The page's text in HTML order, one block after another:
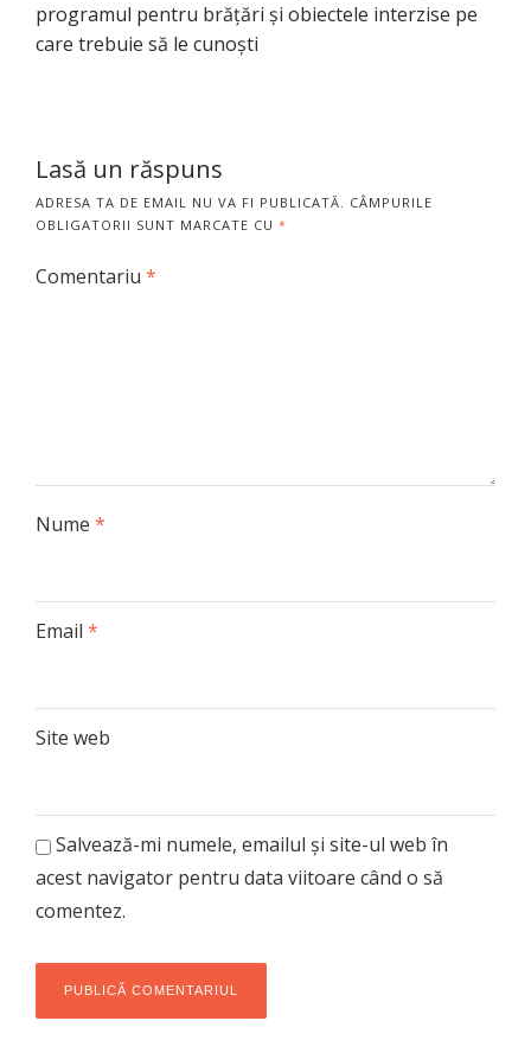
programul pentru brățări și obiectele interzise pe
care trebuie să le cunoști
Lasă un răspuns
ADRESA TA DE EMAIL NU VA FI PUBLICATĂ. CÂMPURILE
OBLIGATORII SUNT MARCATE CU *
Comentariu *
Nume *
Email *
Site web
Salvează-mi numele, emailul și site-ul web în
acest navigator pentru data viitoare când o să
comentez.